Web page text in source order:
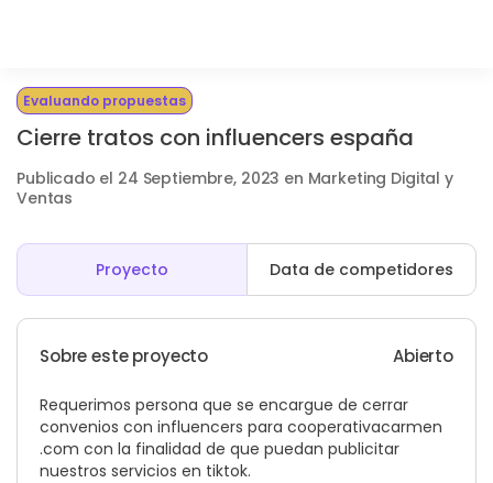
Evaluando propuestas
Cierre tratos con influencers españa
Publicado el 24 Septiembre, 2023 en Marketing Digital y
Ventas
Proyecto Data de competidores
Sobre este proyecto Abierto
Requerimos persona que se encargue de cerrar
convenios con influencers para cooperativacarmen
.com con la finalidad de que puedan publicitar
nuestros servicios en tiktok.